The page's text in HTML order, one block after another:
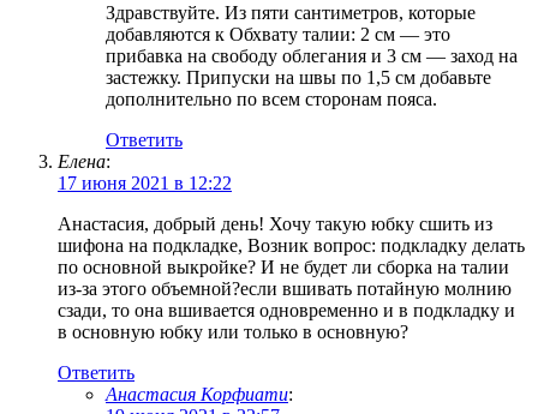
Здравствуйте. Из пяти сантиметров, которые
добавляются к Обхвату талии: 2 см — это
прибавка на свободу облегания и 3 см — заход на
застежку. Припуски на швы по 1,5 см добавьте
дополнительно по всем сторонам пояса.
Ответить
Елена:
17 июня 2021 в 12:22
Анастасия, добрый день! Хочу такую юбку сшить из
шифона на подкладке, Возник вопрос: подкладку делать
по основной выкройке? И не будет ли сборка на талии
из-за этого объемной?если вшивать потайную молнию
сзади, то она вшивается одновременно и в подкладку и
в основную юбку или только в основную?
Ответить
Анастасия Корфиати: